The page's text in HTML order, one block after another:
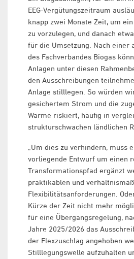
EEG-Vergütungszeitraum
knapp zwei Monate Zeit, um
zu vorzulegen, und danach
für die Umsetzung. Nach einer
des Fachverbandes Biogas
Anlagen unter diesen
den Ausschreibungen
Anlage stilllegen. So würden
gesichertem Strom und die
Wärme riskiert, häufig in
strukturschwachen ländlichen
„Um dies zu verhindern, muss
vorliegende Entwurf um einen
Transformationspfad ergänzt
praktikablen und
Flexibilitätsanforderungen.
Kürze der Zeit nicht mehr
für eine Übergangsregelung,
Jahre 2025/2026 das
der Flexzuschlag angehoben
Stilllegungswelle aufzuhalten